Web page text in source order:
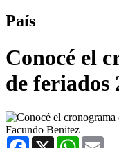
País
Conocé el
de feriados
Facundo Benitez
Facebook
X